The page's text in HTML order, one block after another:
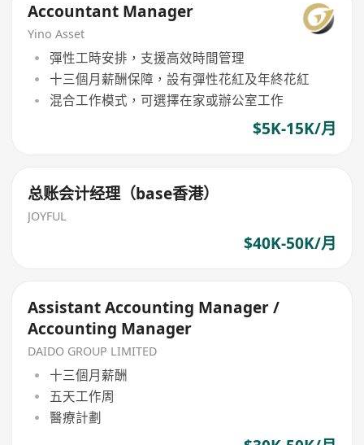
Accountant Manager
Yino Asset
彈性工時安排，支援高效時間管理
十三個月薪酬保障，設有彈性花紅及年終花紅
混合工作模式，可選擇在家或辦公室工作
$5K-15K/月
总账会计经理（base香港）
JOYFUL
$40K-50K/月
Assistant Accounting Manager /
Accounting Manager
DAIDO GROUP LIMITED
十三個月薪酬
五天工作周
醫療計劃